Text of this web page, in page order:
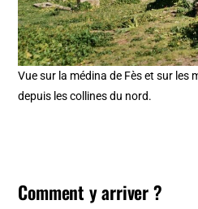
Vue sur la médina de Fès et sur les
depuis les collines du nord.
Comment y arriver ?